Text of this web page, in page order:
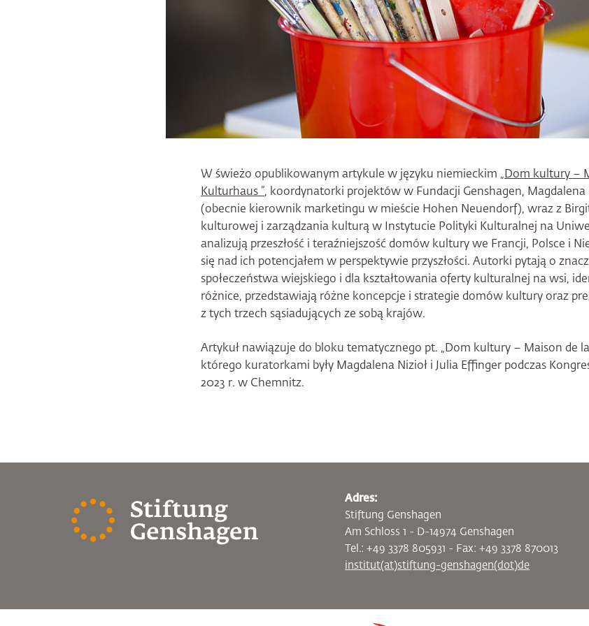
W świeżo opublikowanym artykule w języku niemieckim „Dom kultury –
Kulturhaus ”, koordynatorki projektów w Fundacji Genshagen, Magdalena
(obecnie kierownik marketingu w mieście Hohen Neuendorf), wraz z
kulturowej i zarządzania kulturą w Instytucie Polityki Kulturalnej na
analizują przeszłość i teraźniejszość domów kultury we Francji, Polsce i
się nad ich potencjałem w perspektywie przyszłości. Autorki pytają o
społeczeństwa wiejskiego i dla kształtowania oferty kulturalnej na wsi,
różnice, przedstawiają różne koncepcje i strategie domów kultury oraz
z tych trzech sąsiadujących ze sobą krajów.
Artykuł nawiązuje do bloku tematycznego pt. „Dom kultury – Maison de
którego kuratorkami były Magdalena Nizioł i Julia Effinger podczas
2023 r. w Chemnitz.
Adres:
Stiftung Genshagen
Am Schloss 1 - D-14974 Genshagen
Tel.: +49 3378 805931 - Fax: +49 3378 870013
institut(at)stiftung-genshagen(dot)de